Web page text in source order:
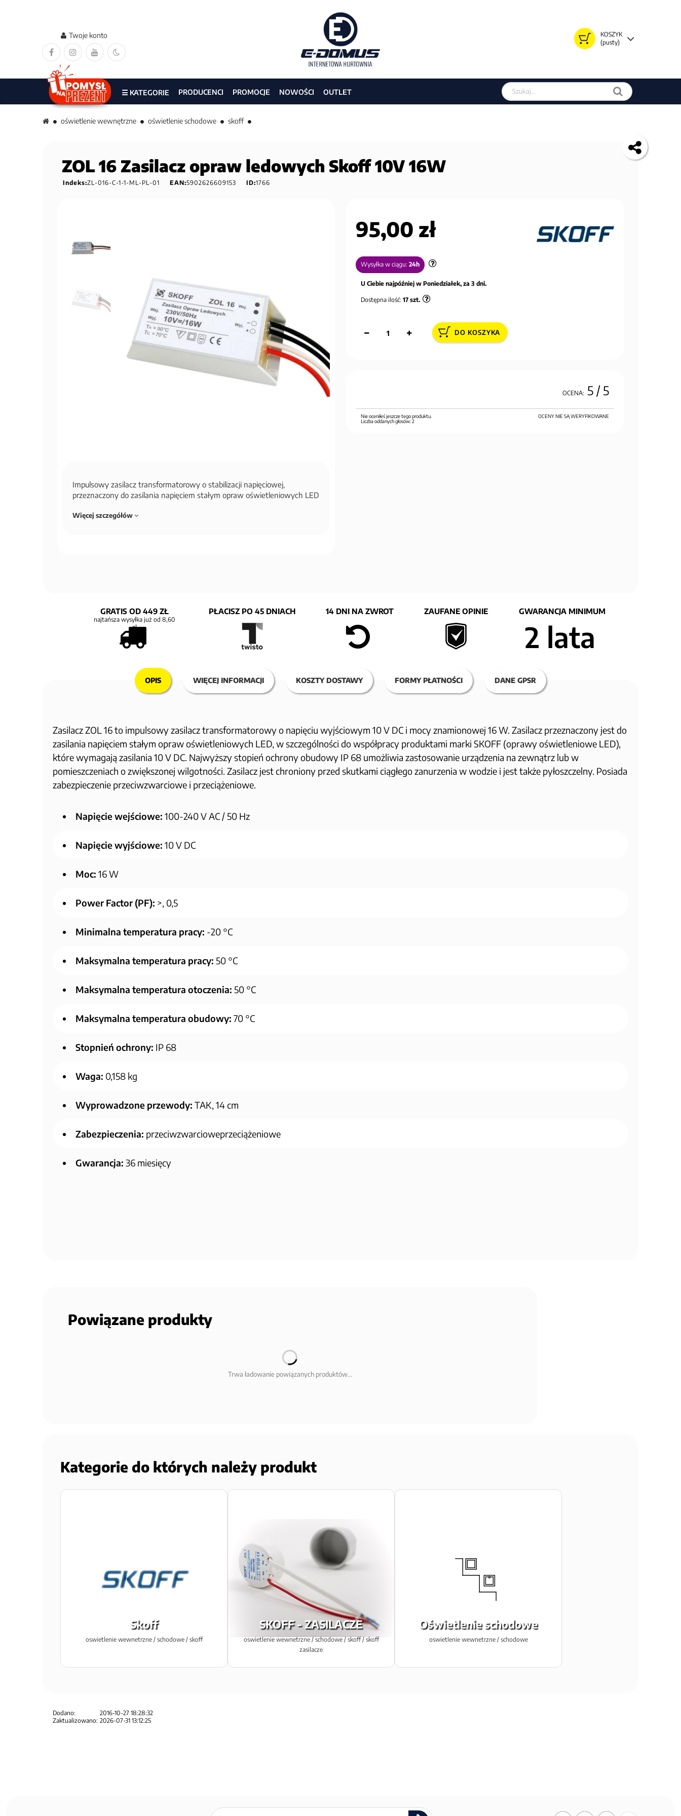
KOSZYK
(pusty)
Twoje konto
Szukaj w sklepie
☰ KATEGORIE PRODUCENCI PROMOCJE NOWOŚCI OUTLET
oświetlenie wewnętrzne oświetlenie schodowe skoff
ZOL 16 Zasilacz opraw ledowych Skoff 10V 16W
Indeks:ZL-016-C-1-1-ML-PL-01 EAN:5902626609153 ID:1766
Impulsowy zasilacz transformatorowy o stabilizacji napięciowej,
przeznaczony do zasilania napięciem stałym opraw oświetleniowych LED
Więcej szczegółów
95,00 zł
Wysyłka w ciągu: 24h
U Ciebie najpóźniej w Poniedziałek, za 3 dni.
Dostępna ilość: 17 szt.
DO KOSZYKA
OCENA: 5/ 5
OCENY NIE SĄ WERYFIKOWANE
Nie oceniłeś jeszcze tego produktu.
Liczba oddanych głosów:2
GRATIS OD 449 ZŁ
najtańsza wysyłka już od 8,60
zł
PŁACISZ PO 45 DNIACH 14 DNI NA ZWROT ZAUFANE OPINIE GWARANCJA MINIMUM
2 lata
OPIS WIĘCEJ INFORMACJI KOSZTY DOSTAWY FORMY PŁATNOŚCI DANE GPSR
Zasilacz ZOL 16 to impulsowy zasilacz transformatorowy o napięciu wyjściowym 10 V DC i mocy znamionowej 16 W. Zasilacz przeznaczony jest do
zasilania napięciem stałym opraw oświetleniowych LED, w szczególności do współpracy produktami marki SKOFF (oprawy oświetleniowe LED),
które wymagają zasilania 10 V DC. Najwyższy stopień ochrony obudowy IP 68 umożliwia zastosowanie urządzenia na zewnątrz lub w
pomieszczeniach o zwiększonej wilgotności. Zasilacz jest chroniony przed skutkami ciągłego zanurzenia w wodzie i jest także pyłoszczelny. Posiada
zabezpieczenie przeciwzwarciowe i przeciążeniowe.
Napięcie wejściowe: 100-240 V AC / 50 Hz
Napięcie wyjściowe: 10 V DC
Moc: 16 W
Power Factor (PF): >, 0,5
Minimalna temperatura pracy: -20 °C
Maksymalna temperatura pracy: 50 °C
Maksymalna temperatura otoczenia: 50 °C
Maksymalna temperatura obudowy: 70 °C
Stopnień ochrony: IP 68
Waga: 0,158 kg
Wyprowadzone przewody: TAK, 14 cm
Zabezpieczenia: przeciwzwarcioweprzeciążeniowe
Gwarancja: 36 miesięcy
Powiązane produkty
Trwa ładowanie powiązanych produktów...
Kategorie do których należy produkt
Skoff
oswietlenie wewnetrzne / schodowe / skoff
SKOFF - ZASILACZE
oswietlenie wewnetrzne / schodowe / skoff / skoff
zasilacze
Oświetlenie schodowe
oswietlenie wewnetrzne / schodowe
Dodano:
2016-10-27 18:28:32
Zaktualizowano: 2026-07-31 13:12:25
Zapisz